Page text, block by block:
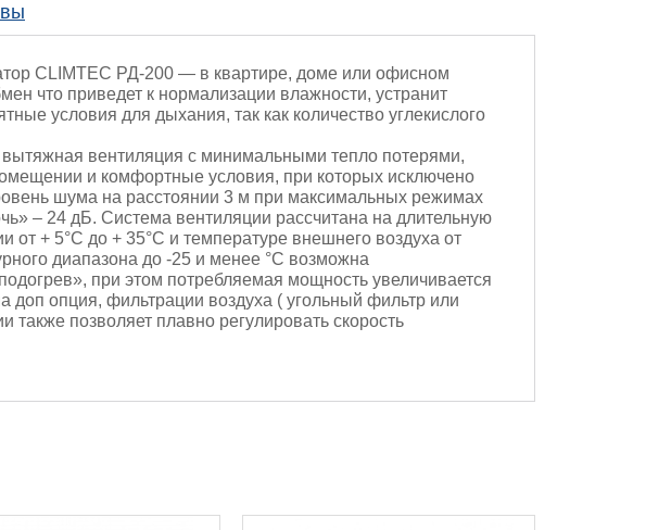
CLIMTEC РД-200 — в квартире, доме или офисном
что приведет к нормализации влажности, устранит
условия для дыхания, так как количество углекислого
вентиляция с минимальными тепло потерями,
и комфортные условия, при которых исключено
шума на расстоянии 3 м при максимальных режимах
– 24 дБ. Система вентиляции рассчитана на длительную
от + 5°С до + 35°С и температуре внешнего воздуха от
диапазона до -25 и менее °С возможна
при этом потребляемая мощность увеличивается
доп опция, фильтрации воздуха ( угольный фильтр или
также позволяет плавно регулировать скорость